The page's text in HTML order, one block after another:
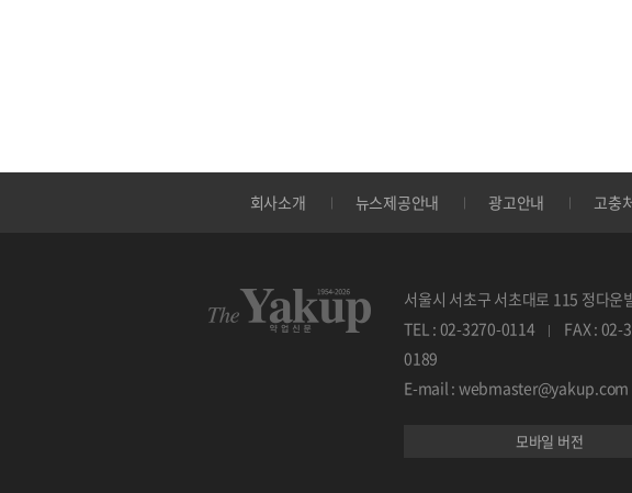
회사소개 뉴스제공안내 광고안내 고충
서울시 서초구 서초대로 115 정다운
TEL : 02-3270-0114
FAX : 02-
0189
E-mail : webmaster@yakup.com
모바일 버전